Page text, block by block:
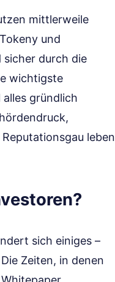
mittlerweile
und
sicher durch die
wichtigste
gründlich
leben
sich einiges –
Zeiten, in denen